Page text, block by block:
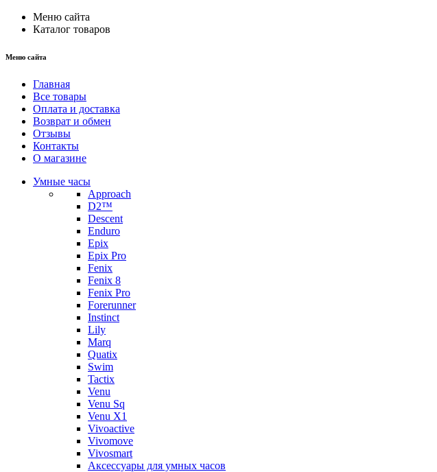
Меню сайта
Каталог товаров
Меню сайта
Главная
Все товары
Оплата и доставка
Возврат и обмен
Отзывы
Контакты
О магазине
Умные часы
Approach
D2™
Descent
Enduro
Epix
Epix Pro
Fenix
Fenix 8
Fenix Pro
Forerunner
Instinct
Lily
Marq
Quatix
Swim
Tactix
Venu
Venu Sq
Venu X1
Vivoactive
Vivomove
Vivosmart
Аксессуары для умных часов